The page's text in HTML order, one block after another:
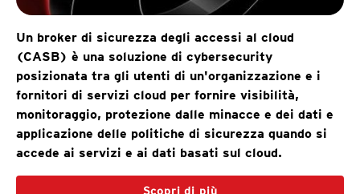
Un broker di sicurezza degli accessi al cloud
(CASB) è una soluzione di cybersecurity
posizionata tra gli utenti di un'organizzazione e i
fornitori di servizi cloud per fornire visibilità,
monitoraggio, protezione dalle minacce e dei dati e
applicazione delle politiche di sicurezza quando si
accede ai servizi e ai dati basati sul cloud.
Scopri di più